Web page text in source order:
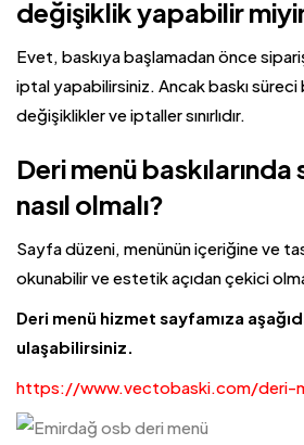
değişiklik yapabilir
Evet, baskıya başlamadan önce
iptal yapabilirsiniz. Ancak baskı süreci
değişiklikler ve iptaller sınırlıdır.
Deri menü
nasıl olmalı?
Sayfa düzeni, menünün içeriğine ve
okunabilir ve estetik açıdan çekici
Deri menü hizmet sayfamıza
ulaşabilirsiniz.
https://www.vectobaski.com/deri-